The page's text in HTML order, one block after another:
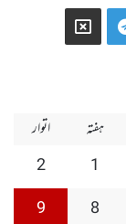
Telegram
X
ہفتہ
اتوار
1
2
8
9